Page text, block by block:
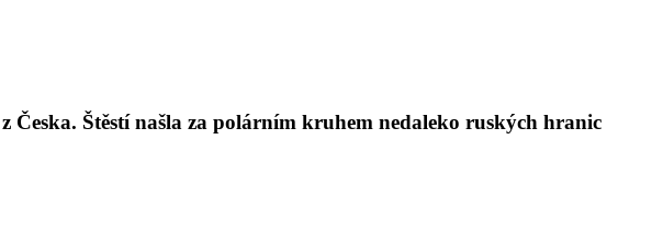
Česka. Štěstí našla za polárním kruhem nedaleko ruských hranic